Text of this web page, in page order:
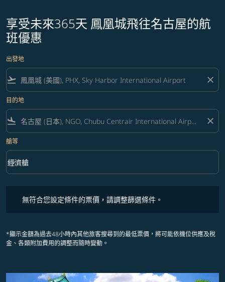
享受未來365天 鳳凰城飛往名古屋的航
班優惠
出發地
flight_takeoff close
目的地
flight_land close
艙等
艙等 option 經濟艙 Selected
經濟艙
keyboard_arrow_down
無符合您設定條件的票價，請調整篩選條件。
*顯示金額為過去48小時內其他旅客搜尋到的最低票價，將可能依機位供應及稅
金、各類附加費用的調整而隨時變動。